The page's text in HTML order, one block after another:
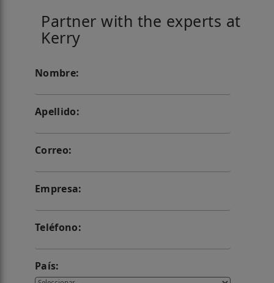
Partner with the experts at
Kerry
Nombre:
Apellido:
Correo:
Empresa:
Teléfono:
País: